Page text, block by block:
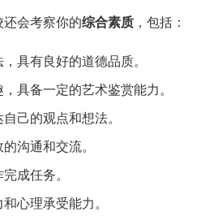
还会考察你的综合素质 ，包括：
具有良好的道德品质。
具备一定的艺术鉴赏能力。
己的观点和想法。
沟通和交流。
成任务。
心理承受能力。